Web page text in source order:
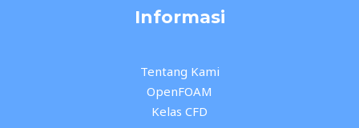
Informasi
Tentang Kami
OpenFOAM
Kelas CFD